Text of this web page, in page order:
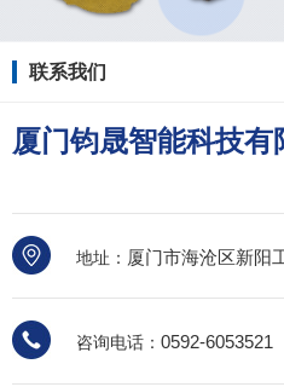
联系我们
厦门钧晟智能科技有
地址： 厦门市海沧区新阳
咨询电话： 0592-6053521